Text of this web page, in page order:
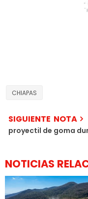
CHIAPAS
SIGUIENTE NOTA
proyectil de goma
NOTICIAS